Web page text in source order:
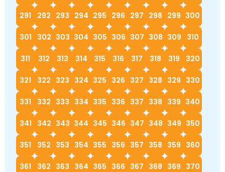
291 292 293 294 295 296 297 298 299 300
301 302 303 304 305 306 307 308 309 310
311 312 313 314 315 316 317 318 319 320
321 322 323 324 325 326 327 328 329 330
331 332 333 334 335 336 337 338 339 340
341 342 343 344 345 346 347 348 349 350
351 352 353 354 355 356 357 358 359 360
361 362 363 364 365 366 367 368 369 370